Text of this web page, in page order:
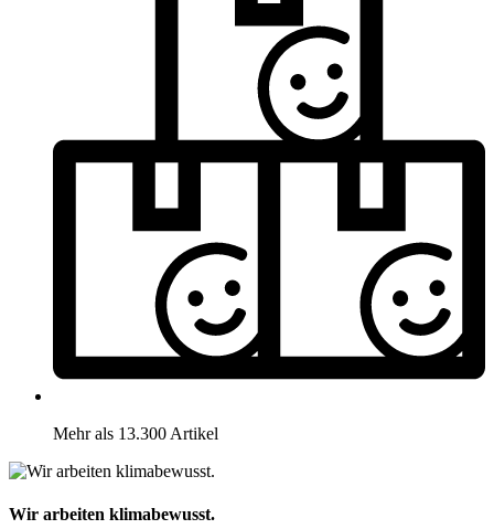
Mehr als 13.300 Artikel
Wir arbeiten klimabewusst.